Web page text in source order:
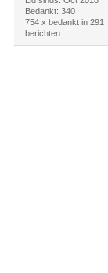
Bedankt: 340
754 x bedankt in 291
berichten